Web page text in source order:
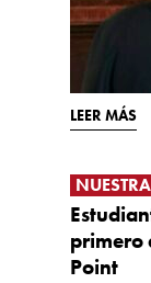
LEER MÁS
primero
Point